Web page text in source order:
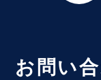
お問い